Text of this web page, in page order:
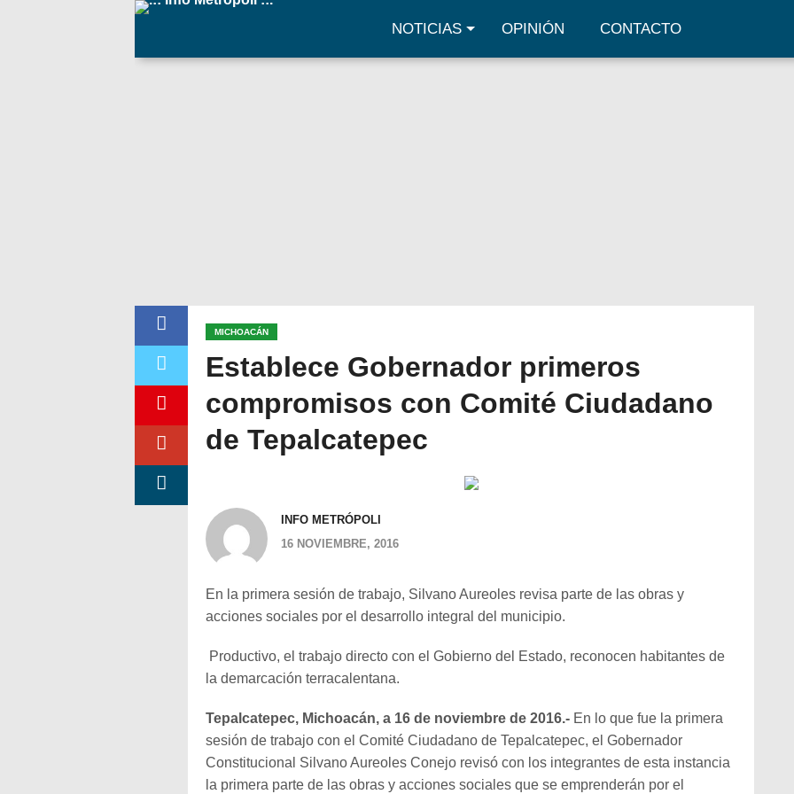
NOTICIAS OPINIÓN CONTACTO
MICHOACÁN
Establece Gobernador primeros
compromisos con Comité Ciudadano
de Tepalcatepec
INFO METRÓPOLI
16 NOVIEMBRE, 2016
En la primera sesión de trabajo, Silvano Aureoles revisa parte de las obras y
acciones sociales por el desarrollo integral del municipio.
Productivo, el trabajo directo con el Gobierno del Estado, reconocen habitantes de
la demarcación terracalentana.
Tepalcatepec, Michoacán, a 16 de noviembre de 2016.- En lo que fue la primera
sesión de trabajo con el Comité Ciudadano de Tepalcatepec, el Gobernador
Constitucional Silvano Aureoles Conejo revisó con los integrantes de esta instancia
la primera parte de las obras y acciones sociales que se emprenderán por el